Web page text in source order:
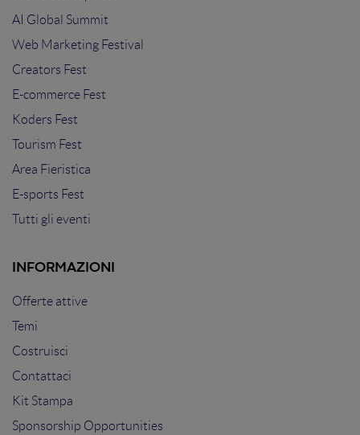
AI Global Summit
Web Marketing Festival
Creators Fest
E-commerce Fest
Koders Fest
Tourism Fest
Area Fieristica
E-sports Fest
Tutti gli eventi
INFORMAZIONI
Offerte attive
Temi
Costruisci
Contattaci
Kit Stampa
Sponsorship Opportunities